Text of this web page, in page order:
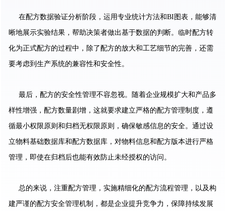
在配方数据验证分析阶段，运用专业统计方法和BI图表，能够清
晰地展示实验结果，帮助决策者做出基于数据的判断。临时配方转
化为正式配方的过程中，除了配方的放大和工艺细节的完善，还需
要考虑到生产系统的兼容性和安全性。
最后，配方的安全性管理不容忽视。随着企业规模扩大和产品多
样性增强，配方数量剧增，这就要求建立严格的配方管理制度，遵
循最小权限原则和归档无权限原则，确保敏感信息的安全。通过设
立物料基础数据库和配方数据库，对物料信息和配方版本进行严格
管理，即使在归档后也能有效防止未经授权的访问。
总的来说，注重配方管理，实施精细化的配方流程管理，以及构
建严谨的配方安全管理机制，都是企业提升竞争力，保障持续发展